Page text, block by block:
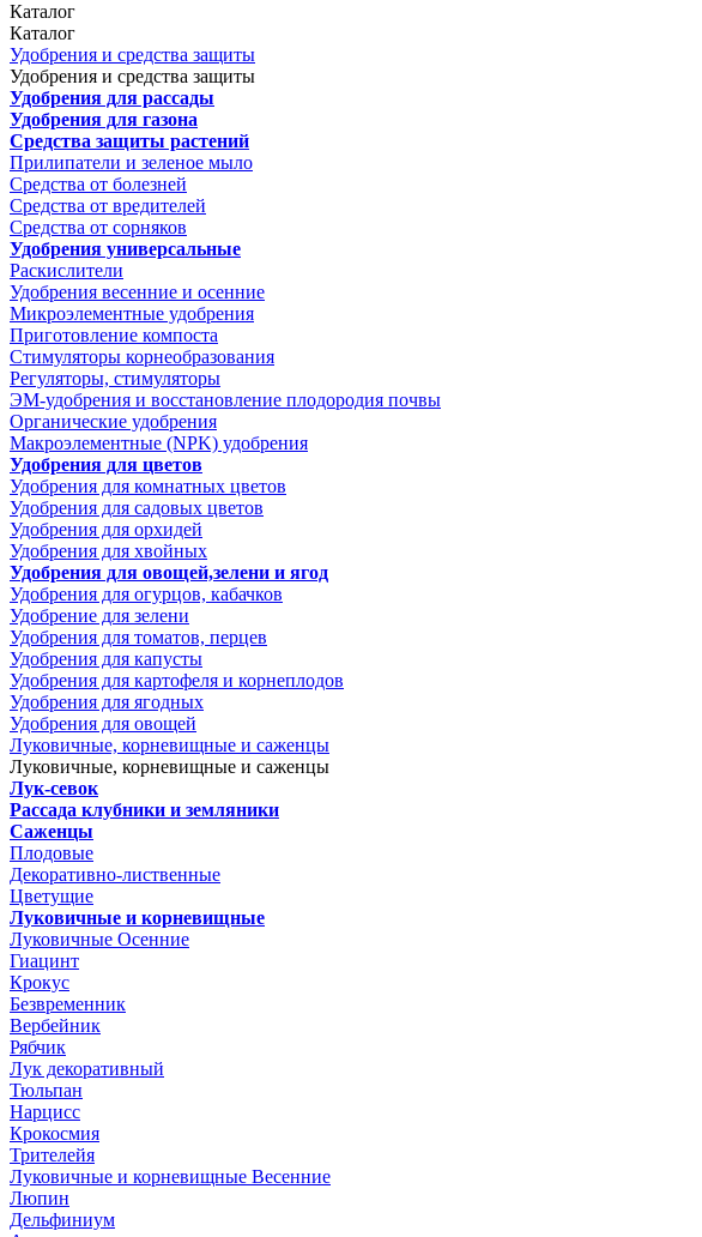
Каталог
Каталог
Удобрения и средства защиты
Удобрения и средства защиты
Удобрения для рассады
Удобрения для газона
Средства защиты растений
Прилипатели и зеленое мыло
Средства от болезней
Средства от вредителей
Средства от сорняков
Удобрения универсальные
Раскислители
Удобрения весенние и осенние
Микроэлементные удобрения
Приготовление компоста
Стимуляторы корнеобразования
Регуляторы, стимуляторы
ЭМ-удобрения и восстановление плодородия почвы
Органические удобрения
Макроэлементные (NPK) удобрения
Удобрения для цветов
Удобрения для комнатных цветов
Удобрения для садовых цветов
Удобрения для орхидей
Удобрения для хвойных
Удобрения для овощей,зелени и ягод
Удобрения для огурцов, кабачков
Удобрение для зелени
Удобрения для томатов, перцев
Удобрения для капусты
Удобрения для картофеля и корнеплодов
Удобрения для ягодных
Удобрения для овощей
Луковичные, корневищные и саженцы
Луковичные, корневищные и саженцы
Лук-севок
Рассада клубники и земляники
Саженцы
Плодовые
Декоративно-лиственные
Цветущие
Луковичные и корневищные
Луковичные Осенние
Гиацинт
Крокус
Безвременник
Вербейник
Рябчик
Лук декоративный
Тюльпан
Нарцисс
Крокосмия
Трителейя
Луковичные и корневищные Весенние
Люпин
Дельфиниум